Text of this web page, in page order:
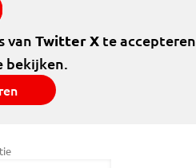
van Twitter Xte accepteren
bekijken.